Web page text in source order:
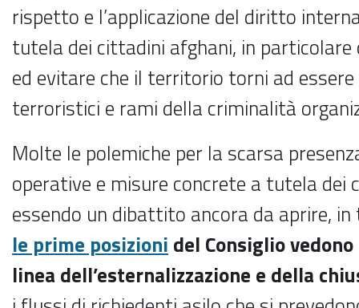
rispetto e l’applicazione del diritto
tutela dei cittadini afghani, in particolare
ed evitare che il territorio torni ad
terroristici e rami della criminalità
Molte le polemiche per la scarsa
operative e misure concrete a tutela dei
essendo un dibattito ancora da aprire, in
le prime posizioni del Consiglio
linea dell’esternalizzazione e della